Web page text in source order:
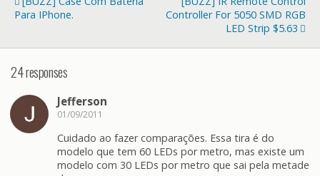
Para IPhone.
Controller For 5050 SMD RGB
LED Strip $5.63
24 responses
Jefferson
01/09/2011
Cuidado ao fazer comparações. Essa tira é do
modelo que tem 60 LEDs por metro, mas existe um
modelo com 30 LEDs por metro que sai pela metade